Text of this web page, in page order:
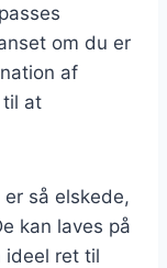
om du er
af
til at
så elskede,
kan laves på
ideel ret til